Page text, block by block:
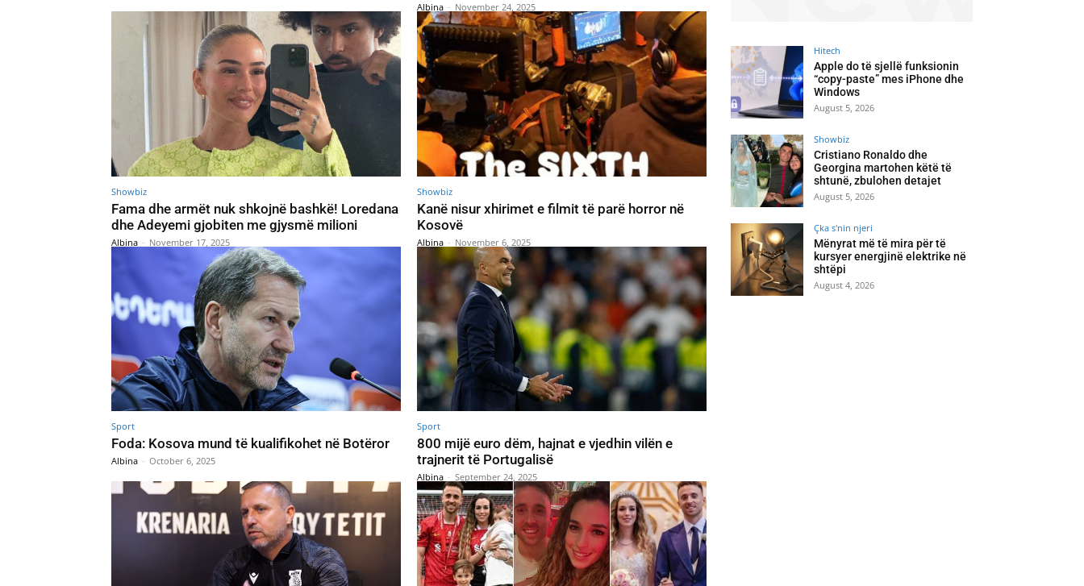
Albina - November 24, 2025
Showbiz
Fama dhe armët nuk shkojnë bashkë! Loredana
dhe Adeyemi gjobiten me gjysmë milioni
Albina - November 17, 2025
Showbiz
Kanë nisur xhirimet e filmit të parë horror në
Kosovë
Albina - November 6, 2025
Sport
Foda: Kosova mund të kualifikohet në Botëror
Albina - October 6, 2025
Sport
800 mijë euro dëm, hajnat e vjedhin vilën e
trajnerit të Portugalisë
Albina - September 24, 2025
Hitech
Apple do të sjellë funksionin
“copy-paste” mes iPhone dhe
Windows
August 5, 2026
Showbiz
Cristiano Ronaldo dhe
Georgina martohen këtë të
shtunë, zbulohen detajet
August 5, 2026
Çka s'nin njeri
Mënyrat më të mira për të
kursyer energjinë elektrike në
shtëpi
August 4, 2026